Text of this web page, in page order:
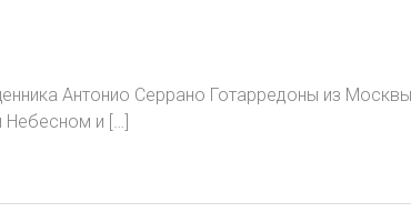
Антонио Серрано Готарредоны из
и […]